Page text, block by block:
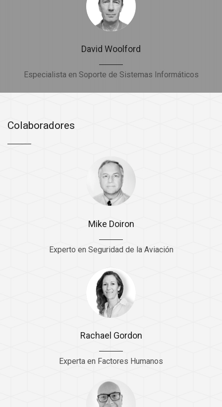
David Woolford
Especialista en Soporte de Sistemas Informáticos
Colaboradores
Mike Doiron
Experto en Seguridad de la Aviación
Rachael Gordon
Experta en Factores Humanos